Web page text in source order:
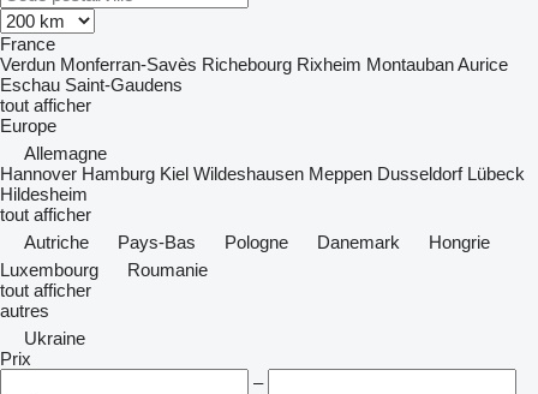
France
Verdun Monferran-Savès Richebourg Rixheim MontaubanAurice
Eschau Saint-Gaudens
tout afficher
Europe
Allemagne
Hannover Hamburg Kiel Wildeshausen Meppen Dusseldorf Lübeck
Hildesheim
tout afficher
Autriche
Pays-Bas Pologne Danemark
Hongrie
Luxembourg
Roumanie
tout afficher
autres
Ukraine
Prix
–